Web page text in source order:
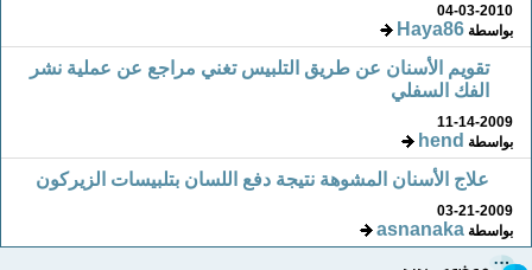
04-03-2010
بواسطةHaya86
تقويم الأسنان عن طريق التلبيس تغني مراجع عن عملية نشر
الفك السفلي
11-14-2009
بواسطةhend
علاج الأسنان المشوهة نتيجة دفع اللسان بتلبيسات الزيركون
03-21-2009
بواسطةasnanaka